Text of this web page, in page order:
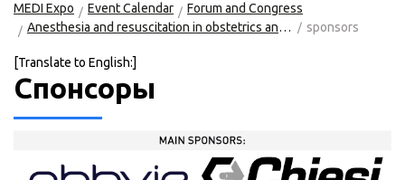
MEDI Expo Event Calendar
Forum and Congress
Anesthesia and resuscitation in obstetrics and neonatology. X All-Russia Congress
sponsors
[Translate to English:]
Спонсоры